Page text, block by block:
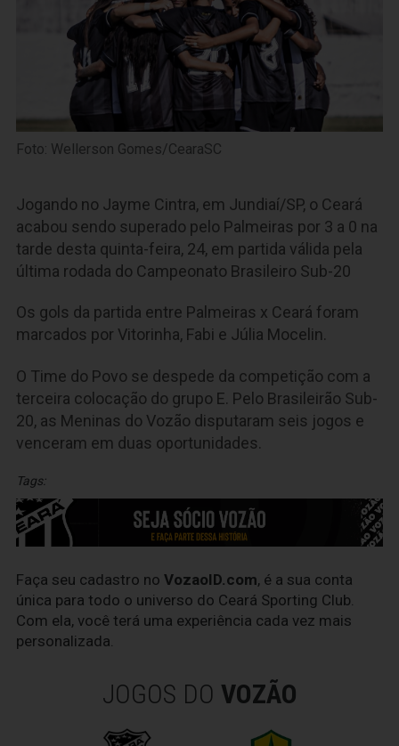
Foto: Wellerson Gomes/CearaSC
Jogando no Jayme Cintra, em Jundiaí/SP, o Ceará
acabou sendo superado pelo Palmeiras por 3 a 0 na
tarde desta quinta-feira, 24, em partida válida pela
última rodada do Campeonato Brasileiro Sub-20
Os gols da partida entre Palmeiras x Ceará foram
marcados por Vitorinha, Fabi e Júlia Mocelin.
O Time do Povo se despede da competição com a
terceira colocação do grupo E. Pelo Brasileirão Sub-
20, as Meninas do Vozão disputaram seis jogos e
venceram em duas oportunidades.
Tags:
Faça seu cadastro no VozaoID.com, é a sua conta
única para todo o universo do Ceará Sporting Club.
Com ela, você terá uma experiência cada vez mais
personalizada.
JOGOS DO VOZÃO